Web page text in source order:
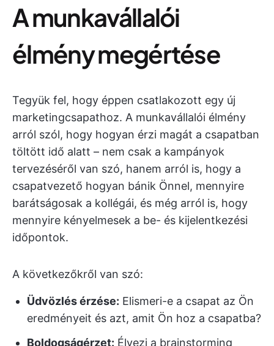
A munkavállalói
élmény megértése
Tegyük fel, hogy éppen csatlakozott egy új
marketingcsapathoz. A munkavállalói élmény
arról szól, hogy hogyan érzi magát a csapatban
töltött idő alatt – nem csak a kampányok
tervezéséről van szó, hanem arról is, hogy a
csapatvezető hogyan bánik Önnel, mennyire
barátságosak a kollégái, és még arról is, hogy
mennyire kényelmesek a be- és kijelentkezési
időpontok.
A következőkről van szó:
Üdvözlés érzése: Elismeri-e a csapat az Ön
eredményeit és azt, amit Ön hoz a csapatba?
Boldogságérzet: Élvezi a brainstorming